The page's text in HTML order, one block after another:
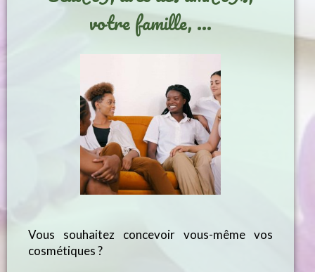
votre famille, ...
Vous souhaitez concevoir vous-même vos
cosmétiques ?